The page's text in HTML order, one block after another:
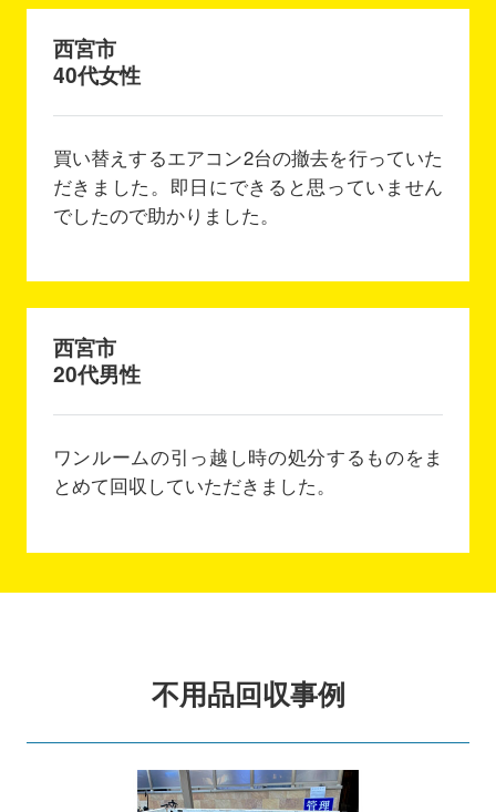
西宮市
40代女性
買い替えするエアコン2台の撤去を行っていた
だきました。即日にできると思っていません
でしたので助かりました。
西宮市
20代男性
ワンルームの引っ越し時の処分するものをま
とめて回収していただきました。
不用品回収事例